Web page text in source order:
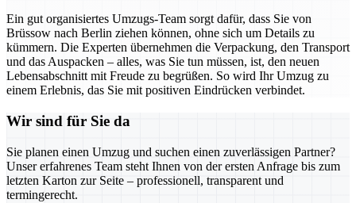
Ein gut organisiertes Umzugs-Team sorgt dafür, dass Sie von
Brüssow nach Berlin ziehen können, ohne sich um Details zu
kümmern. Die Experten übernehmen die Verpackung, den Transport
und das Auspacken – alles, was Sie tun müssen, ist, den neuen
Lebensabschnitt mit Freude zu begrüßen. So wird Ihr Umzug zu
einem Erlebnis, das Sie mit positiven Eindrücken verbindet.
Wir sind für Sie da
Sie planen einen Umzug und suchen einen zuverlässigen Partner?
Unser erfahrenes Team steht Ihnen von der ersten Anfrage bis zum
letzten Karton zur Seite – professionell, transparent und
termingerecht.